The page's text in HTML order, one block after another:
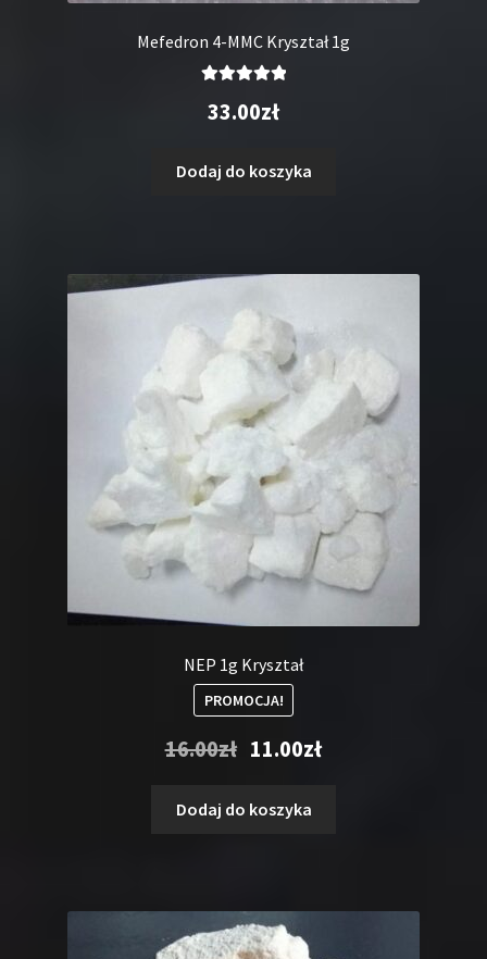
Mefedron 4-MMC Kryształ 1g
5.00na 5
33.00zł
Dodaj do koszyka
NEP 1g Kryształ
PROMOCJA!
16.00zł Pierwotna
16.00zł.
11.00złAktualna
Dodaj do koszyka